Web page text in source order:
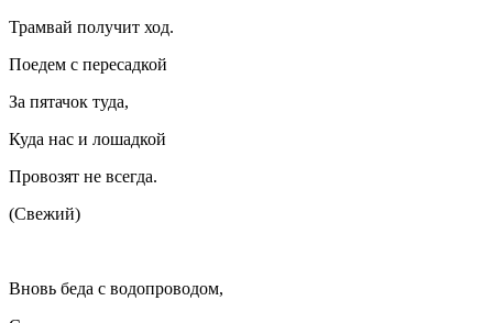
Трамвай получит ход.
Поедем с пересадкой
За пятачок туда,
Куда нас и лошадкой
Провозят не всегда.
(Свежий)
Вновь беда с водопроводом,